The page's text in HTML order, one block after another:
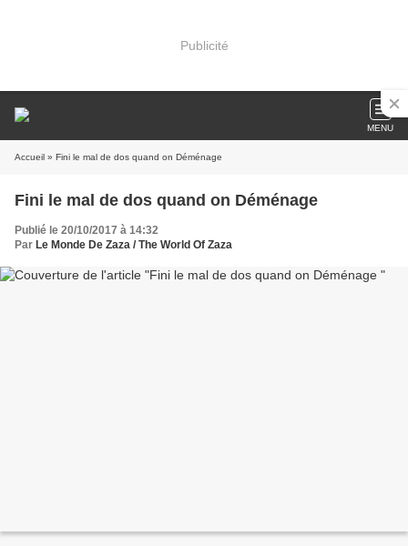
Publicité
MENU
Accueil » Fini le mal de dos quand on Déménage
Fini le mal de dos quand on Déménage
Publié le 20/10/2017 à 14:32
Par Le Monde De Zaza / The World Of Zaza